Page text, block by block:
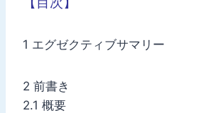
1 エグゼクティブサマリー
2 前書き
2.1 概要